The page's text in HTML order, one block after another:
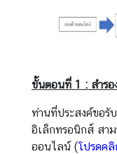
วั
น
ห
ยุ
ด
ขั้นตอนที่ 1 : สำร
ท่านที่ประสงค์ขอรั
อิเล็กทรอนิกส์ สา
ออนไลน์ (โปรดค